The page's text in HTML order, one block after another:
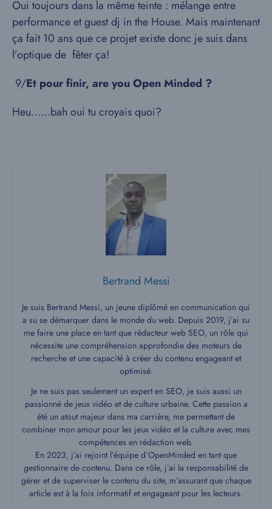
Oui toujours dans la même teinte : mélange entre
performance et guest dj in the House. Mais maintenant
ça fait 10 ans que ce projet existe donc je suis dans
l’optique de fêter ça!
9/​Et pour finir, are you Open Minded ?
Heu……bah oui tu croyais quoi?
Bertrand Messi
Je suis Bertrand Messi, un jeune diplômé en communication qui
a su se démarquer dans le monde du web. Depuis 2019, j’ai su
me faire une place en tant que rédacteur web SEO, un rôle qui
nécessite une compréhension approfondie des moteurs de
recherche et une capacité à créer du contenu engageant et
optimisé.
Je ne suis pas seulement un expert en SEO, je suis aussi un
passionné de jeux vidéo et de culture urbaine. Cette passion a
été un atout majeur dans ma carrière, me permettant de
combiner mon amour pour les jeux vidéo et la culture avec mes
compétences en rédaction web.
En 2023, j’ai rejoint l’équipe d’OpenMinded en tant que
gestionnaire de contenu. Dans ce rôle, j’ai la responsabilité de
gérer et de superviser le contenu du site, m’assurant que chaque
article est à la fois informatif et engageant pour les lecteurs.